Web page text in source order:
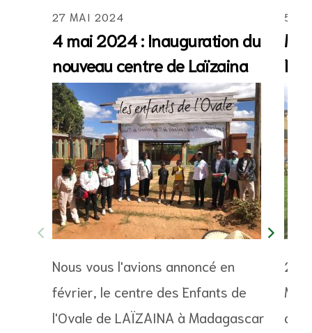
27 MAI 2024
4 mai 2024 : Inauguration du
nouveau centre de Laïzaina
Nous vous l'avions annoncé en
février, le centre des Enfants de
l'Ovale de LAÏZAINA à Madagascar
5
2
de